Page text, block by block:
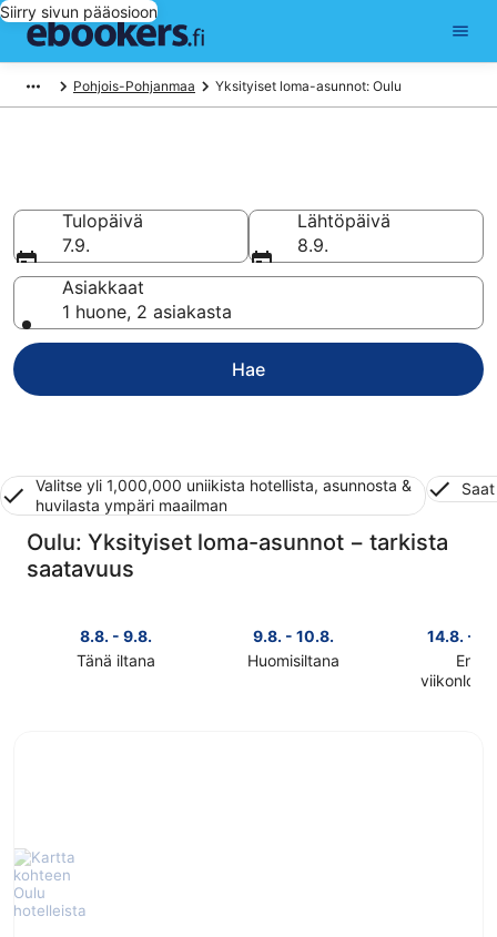
Siirry sivun pääosioon
Pohjois-Pohjanmaa Yksityiset loma-asunnot: Oulu
Tulopäivä
7.9.
Lähtöpäivä
8.9.
Asiakkaat
1 huone, 2 asiakasta
Hae
Valitse yli 1,000,000 uniikista hotellista, asunnosta &
huvilasta ympäri maailman
Oulu: Yksityiset loma-asunnot − tarkista
saatavuus
8.8. - 9.8.
Tänä iltana
-
9.8.
9.8. - 10.8.
Huomisiltana
14.8. -
Ensi